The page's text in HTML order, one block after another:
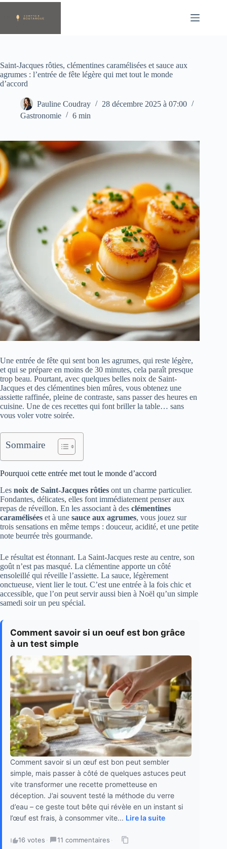
Passer
contenu
Saint‑Jacques rôties, clémentines caramélisées et sauce aux
agrumes : l’entrée de fête légère qui met tout le monde
d’accord
Pauline Coudray
28 décembre 2025 à 07:00
Gastronomie
6 min
Une entrée de fête qui sent bon les agrumes, qui reste légère,
et qui se prépare en moins de 30 minutes, cela paraît presque
trop beau. Pourtant, avec quelques belles noix de Saint-
Jacques et des clémentines bien mûres, vous obtenez une
assiette raffinée, pleine de contraste, sans passer des heures en
cuisine. Une de ces recettes qui font briller la table… sans
vous voler votre soirée.
Sommaire
Pourquoi cette entrée met tout le monde d’accord
Les noix de Saint-Jacques rôties ont un charme particulier.
Fondantes, délicates, elles font immédiatement penser aux
repas de réveillon. En les associant à des clémentines
caramélisées et à une sauce aux agrumes, vous jouez sur
trois sensations en même temps : douceur, acidité, et une petite
note beurrée très gourmande.
Le résultat est étonnant. La Saint-Jacques reste au centre, son
goût n’est pas masqué. La clémentine apporte un côté
ensoleillé qui réveille l’assiette. La sauce, légèrement
onctueuse, vient lier le tout. C’est une entrée à la fois chic et
accessible, que l’on peut servir aussi bien à Noël qu’un simple
samedi soir un peu spécial.
Comment savoir si un oeuf est bon grâce
à un test simple
Comment savoir si un œuf est bon peut sembler
simple, mais passer à côté de quelques astuces peut
vite transformer une recette prometteuse en
déception. J’ai souvent testé la méthode du verre
d’eau – ce geste tout bête qui révèle en un instant si
l’œuf est frais, à consommer vite... Lire la suite
16 votes · 11 commentaires ·